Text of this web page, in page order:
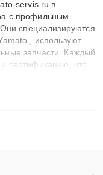
servis.ru в
с профильным
специализируются
, используют
запчасти. Каждый
сертификацию, что
гарантии до 3 лет.